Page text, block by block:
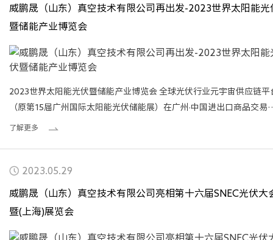
威鹏晟（山东）真空技术有限公司再出发-2023世界太阳能光
暨储能产业博览会
2023世界太阳能光伏暨储能产业博览会 全球光伏行业元宇宙供应链平
（原第15届广州国际太阳能光伏储能展）在广州·中国进出口商品交易
展馆B区开启光储年度荣耀盛典。
了解更多
2023.05.29
威鹏晟（山东）真空技术有限公司亮相第十六届SNEC光伏大
暨(上海)展览会